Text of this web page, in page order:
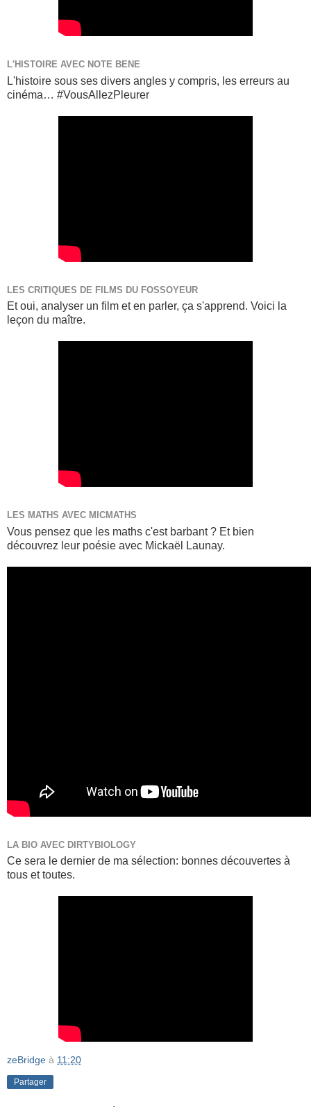
L'HISTOIRE AVEC NOTE BENE
L'histoire sous ses divers angles y compris, les erreurs au
cinéma… #VousAllezPleurer
LES CRITIQUES DE FILMS DU FOSSOYEUR
Et oui, analyser un film et en parler, ça s'apprend. Voici la
leçon du maître.
LES MATHS AVEC MICMATHS
Vous pensez que les maths c'est barbant ? Et bien
découvrez leur poésie avec Mickaël Launay.
LA BIO AVEC DIRTYBIOLOGY
Ce sera le dernier de ma sélection: bonnes découvertes à
tous et toutes.
zeBridge à 11:20
Partager